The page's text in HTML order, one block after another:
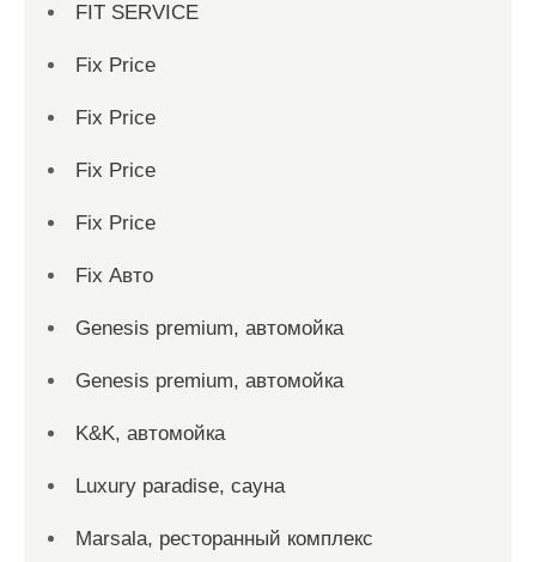
FIT SERVICE
Fix Price
Fix Price
Fix Price
Fix Price
Fix Авто
Genesis premium, автомойка
Genesis premium, автомойка
K&K, автомойка
Luxury paradise, сауна
Marsala, ресторанный комплекс